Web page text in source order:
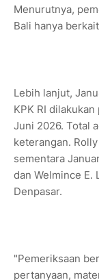
Menurutnya,
Bali hanya
Lebih lanjut,
KPK RI
Juni 2026. Total
keterangan.
sementara
dan Welmince E.
Denpasar.
"Pemeriksaan
pertanyaan,